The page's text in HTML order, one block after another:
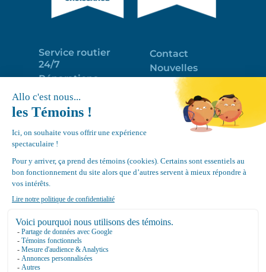
Service routier
24/7
Réparations
Programme
d’entretien
Déneigement
de toits
Équipements
Contact
Nouvelles
Portail clients
Emploi
Politique de
Google
4.7